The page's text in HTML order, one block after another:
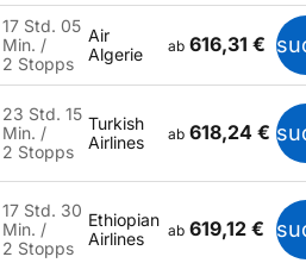
17 Std. 05
Min. /
2 Stopps
Air
Algerie
ab 616,31 €
23 Std. 15
Min. /
2 Stopps
Turkish
Airlines
ab 618,24 €
17 Std. 30
Min. /
2 Stopps
Ethiopian
Airlines
ab 619,12 €